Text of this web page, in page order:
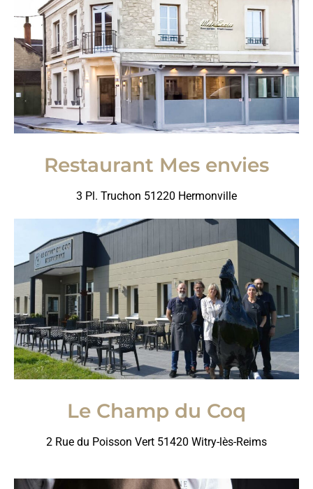
Restaurant Mes envies
3 Pl. Truchon 51220 Hermonville
Le Champ du Coq
2 Rue du Poisson Vert 51420 Witry-lès-Reims